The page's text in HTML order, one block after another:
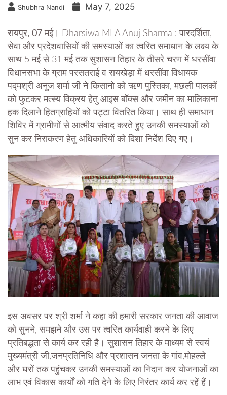
Shubhra Nandi May 7, 2025
रायपुर, 07 मई।
Dharsiwa MLA Anuj Sharma : पारदर्शिता,
सेवा और प्रदेशवासियों की समस्याओं का त्वरित समाधान के लक्ष्य के
साथ 5 मई से 31 मई तक सुशासन तिहार के तीसरे चरण में धरसींवा
विधानसभा के ग्राम परसतराई व रायखेड़ा में धरसींवा विधायक
पद्मश्री अनुज शर्मा जी ने किसानो को ऋण पुस्तिका, मछली पालकों
को फुटकर मत्स्य विक्रय हेतु आइस बॉक्स और जमीन का मालिकाना
हक दिलाने हितग्राहियों को पट्टा वितरित किया। साथ ही समाधान
शिविर में ग्रामीणों से आत्मीय संवाद करते हुए उनकी समस्याओं को
सुन कर निराकरण हेतु अधिकारियों को दिशा निर्देश दिए गए।
इस अवसर पर श्री शर्मा ने कहा की हमारी सरकार जनता की आवाज
को सुनने, समझने और उस पर त्वरित कार्यवाही करने के लिए
प्रतिबद्धता से कार्य कर रही है। सुशासन तिहार के माध्यम से स्वयं
मुख्यमंत्री जी,जनप्रतिनिधि और प्रशासन जनता के गांव,मोहल्ले
और घरों तक पहुंचकर उनकी समस्याओं का निदान कर योजनाओं का
लाभ एवं विकास कार्यों को गति देने के लिए निरंतर कार्य कर रहें हैं।